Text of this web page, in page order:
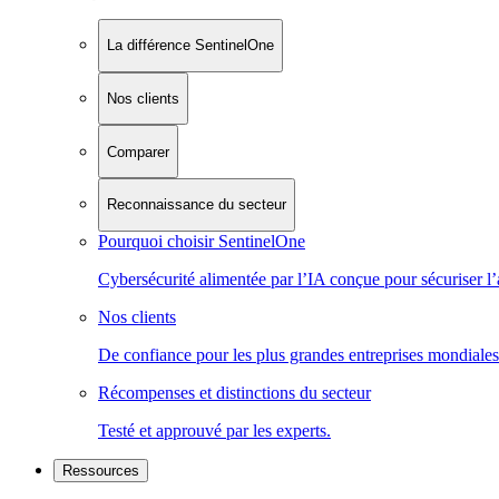
La différence SentinelOne
Nos clients
Comparer
Reconnaissance du secteur
Pourquoi choisir SentinelOne
Cybersécurité alimentée par l’IA conçue pour sécuriser
Nos clients
De confiance pour les plus grandes entreprises
Récompenses et distinctions du secteur
Testé et approuvé par les experts.
Ressources